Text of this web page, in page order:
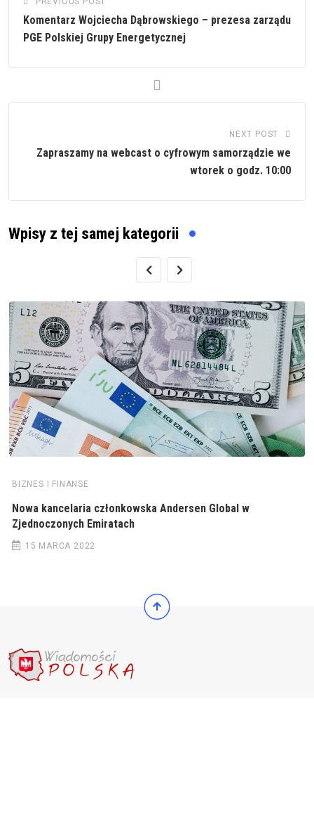
Komentarz Wojciecha Dąbrowskiego – prezesa zarządu
PGE Polskiej Grupy Energetycznej
NEXT POST
Zapraszamy na webcast o cyfrowym samorządzie we
wtorek o godz. 10:00
Wpisy z tej samej kategorii
BIZNES I FINANSE
Nowa kancelaria członkowska Andersen Global w
Zjednoczonych Emiratach
15 MARCA 2022